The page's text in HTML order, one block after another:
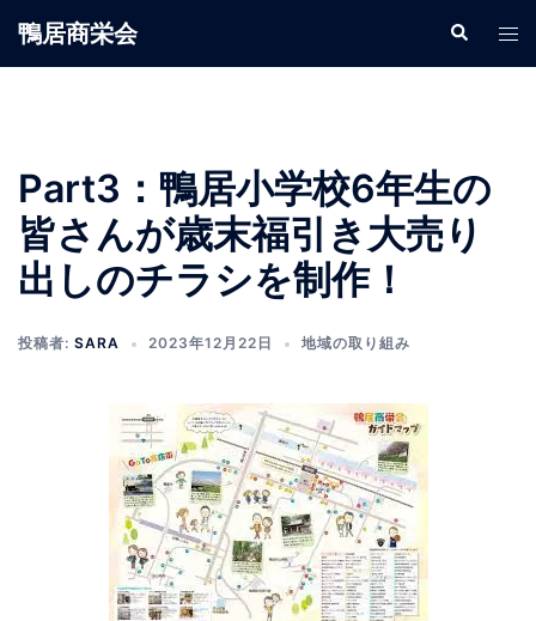
鴨居商栄会
Part3：鴨居小学校6年生の
皆さんが歳末福引き大売り
出しのチラシを制作！
投稿者: SARA 2023年12月22日 地域の取り組み